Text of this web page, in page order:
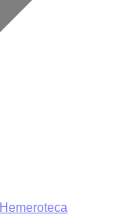
Hemeroteca